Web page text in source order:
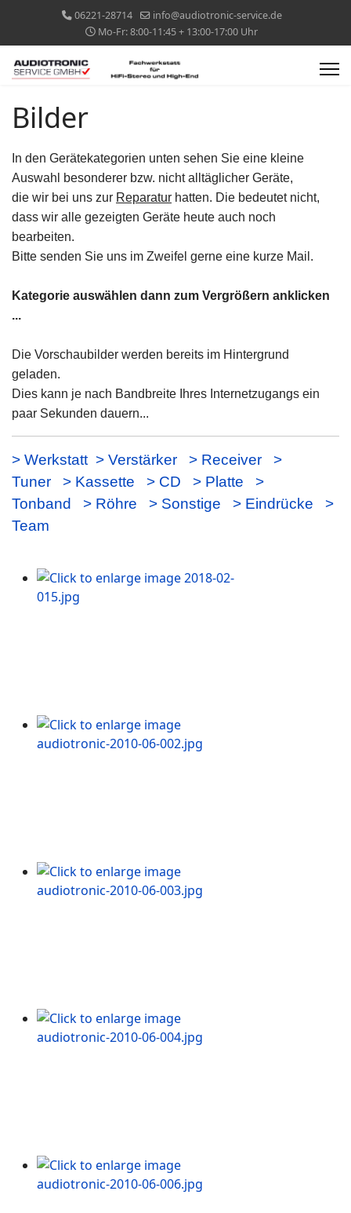
06221-28714
info@audiotronic-service.de
Mo-Fr: 8:00-11:45 + 13:00-17:00 Uhr
Bilder
In den Gerätekategorien unten sehen Sie eine kleine
Auswahl besonderer bzw. nicht alltäglicher Geräte,
die wir bei uns zur Reparatur hatten. Die bedeutet nicht,
dass wir alle gezeigten Geräte heute auch noch
bearbeiten.
Bitte senden Sie uns im Zweifel gerne eine kurze Mail.
Kategorie auswählen dann zum Vergrößern anklicken
...
Die Vorschaubilder werden bereits im Hintergrund
geladen.
Dies kann je nach Bandbreite Ihres Internetzugangs ein
paar Sekunden dauern...
> Werkstatt > Verstärker > Receiver
>
Tuner
> Kassette > CD > Platte
>
Tonband
> Röhre > Sonstige > Eindrücke
>
Team